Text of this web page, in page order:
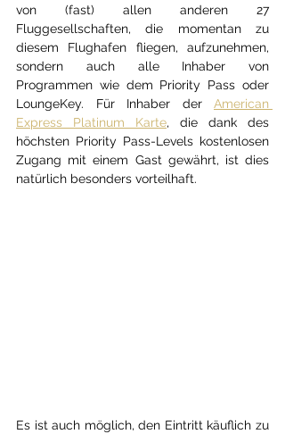
von (fast) allen anderen 27
Fluggesellschaften, die momentan zu
diesem Flughafen fliegen, aufzunehmen,
sondern auch alle Inhaber von
Programmen wie dem Priority Pass oder
LoungeKey. Für Inhaber der
American
Express Platinum Karte, die dank des
höchsten Priority Pass-Levels kostenlosen
Zugang mit einem Gast gewährt, ist dies
natürlich besonders vorteilhaft.
Es ist auch möglich, den Eintritt käuflich zu